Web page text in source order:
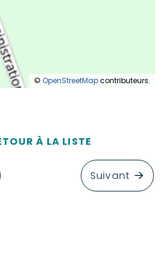
© OpenStreetMapcontributeurs.
À LA LISTE
Suivant